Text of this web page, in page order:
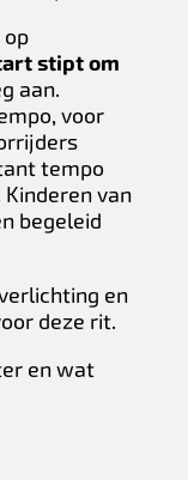
stipt om
aan.
voor
tempo
Kinderen van
begeleid
en
deze rit.
en wat